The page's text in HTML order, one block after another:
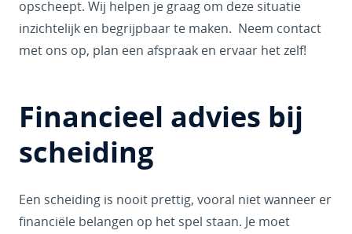
opscheept. Wij helpen je graag om deze situatie
inzichtelijk en begrijpbaar te maken. Neem contact
met ons op, plan een afspraak en ervaar het zelf!
Financieel advies bij
scheiding
Een scheiding is nooit prettig, vooral niet wanneer er
financiële belangen op het spel staan. Je moet